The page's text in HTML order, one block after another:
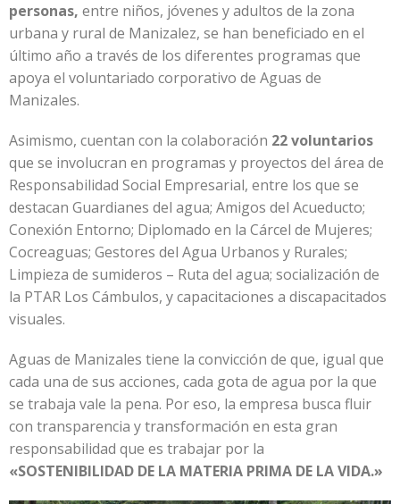
personas, entre niños, jóvenes y adultos de la zona
urbana y rural de Manizalez, se han beneficiado en el
último año a través de los diferentes programas que
apoya el voluntariado corporativo de Aguas de
Manizales.
Asimismo, cuentan con la colaboración 22 voluntarios
que se involucran en programas y proyectos del área de
Responsabilidad Social Empresarial, entre los que se
destacan Guardianes del agua; Amigos del Acueducto;
Conexión Entorno; Diplomado en la Cárcel de Mujeres;
Cocreaguas; Gestores del Agua Urbanos y Rurales;
Limpieza de sumideros – Ruta del agua; socialización de
la PTAR Los Cámbulos, y capacitaciones a discapacitados
visuales.
Aguas de Manizales tiene la convicción de que, igual que
cada una de sus acciones, cada gota de agua por la que
se trabaja vale la pena. Por eso, la empresa busca fluir
con transparencia y transformación en esta gran
responsabilidad que es trabajar por la
«SOSTENIBILIDAD DE LA MATERIA PRIMA DE LA VIDA.»